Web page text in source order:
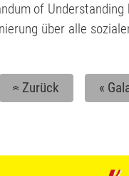
of
über alle
«Zurück «